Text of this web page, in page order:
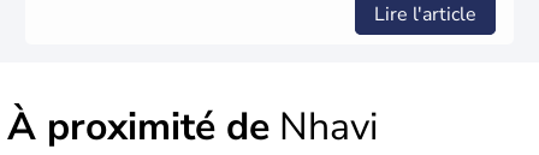
Lire l'article
À proximité de Nhavi